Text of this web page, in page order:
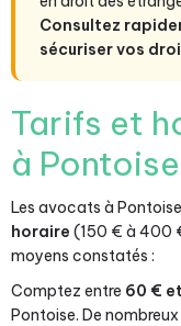
Consultez
sécuriser vos
Tarifs et
à Pontoise
Les avocats à
horaire (150 € à 400
moyens constatés :
Comptez entre 60 €
Pontoise. De